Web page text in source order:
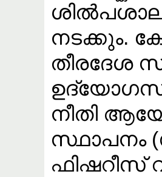
ശിൽപശാല
നടക്കും.
തീരദേശ
നീതി
ഫിഷറീസ്